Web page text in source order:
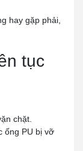
hay gặp phải,
tục
chặt.
ống PU bị vỡ